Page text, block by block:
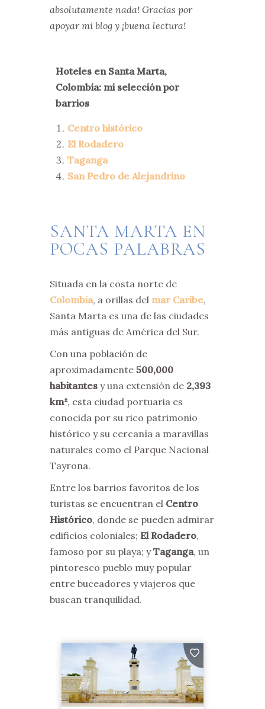
absolutamente nada! Gracias por
apoyar mi blog y ¡buena lectura!
Hoteles en Santa Marta,
Colombia: mi selección por
barrios
Centro histórico
El Rodadero
Taganga
San Pedro de Alejandrino
SANTA MARTA EN
POCAS PALABRAS
Situada en la costa norte de
Colombia, a orillas del mar Caribe,
Santa Marta es una de las ciudades
más antiguas de América del Sur.
Con una población de
aproximadamente 500,000
habitantes y una extensión de 2,393
km², esta ciudad portuaria es
conocida por su rico patrimonio
histórico y su cercanía a maravillas
naturales como el Parque Nacional
Tayrona.
Entre los barrios favoritos de los
turistas se encuentran el Centro
Histórico, donde se pueden admirar
edificios coloniales; El Rodadero,
famoso por su playa; yTaganga, un
pintoresco pueblo muy popular
entre buceadores y viajeros que
buscan tranquilidad.